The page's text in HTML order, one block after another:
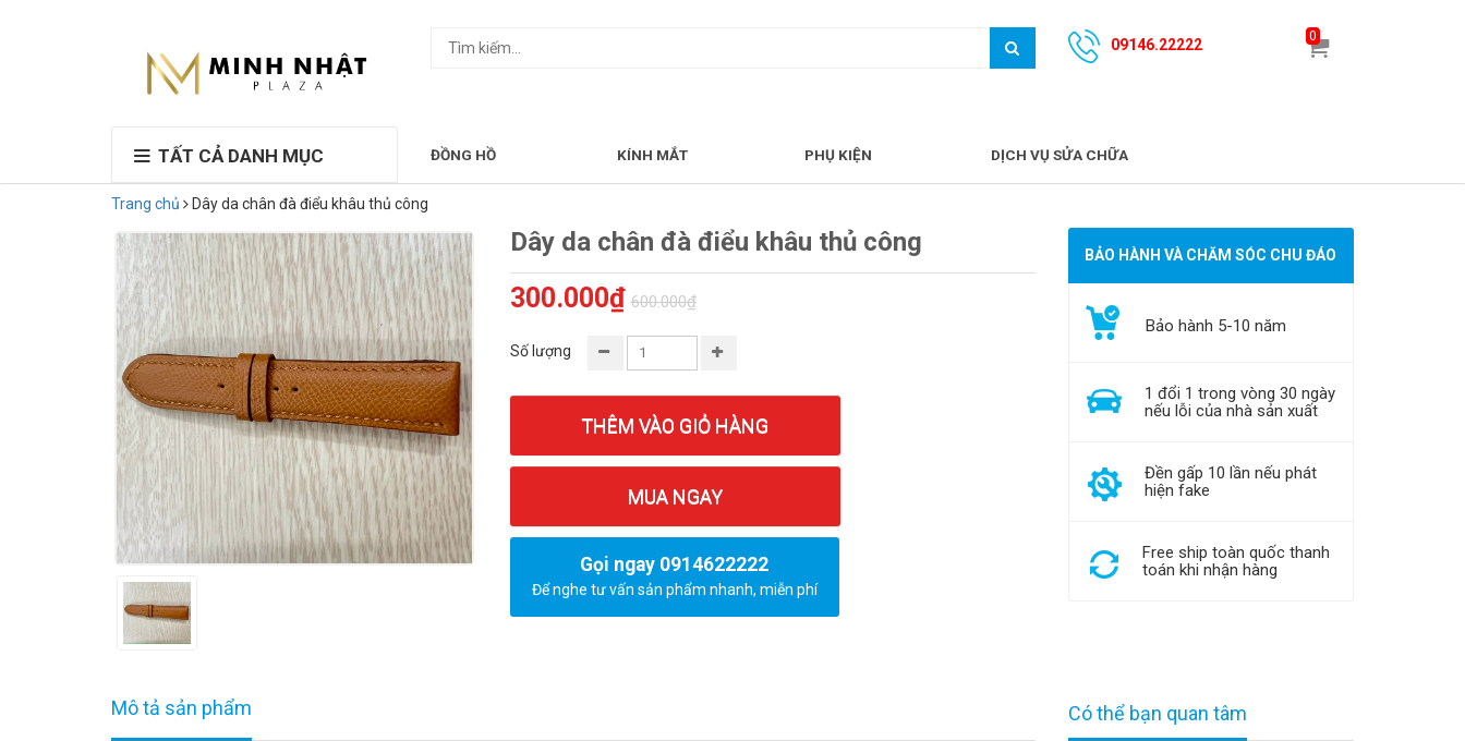
09146.22222
0
TẤT CẢ DANH MỤC ĐỒNG HỒ KÍNH MẮT PHỤ KIỆN DỊCH VỤ SỬA CHỮA
Trang chủ Dây da chân đà điểu khâu thủ công
Dây da chân đà điểu khâu thủ công
300.000₫ 600.000₫
Số lượng
THÊM VÀO GIỎ HÀNG
MUA NGAY
Gọi ngay 0914622222
Để nghe tư vấn sản phẩm nhanh, miễn phí
BẢO HÀNH VÀ CHĂM SÓC CHU ĐÁO
Bảo hành 5-10 năm
1 đổi 1 trong vòng 30 ngày
nếu lỗi của nhà sản xuất
Đền gấp 10 lần nếu phát
hiện fake
Free ship toàn quốc thanh
toán khi nhận hàng
Mô tả sản phẩm Có thể bạn quan tâm